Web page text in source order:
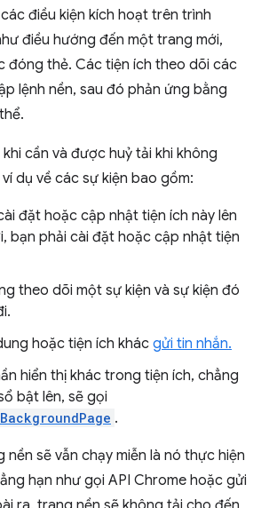
điều kiện kích hoạt trên trình
điều hướng đến một trang mới,
đóng thẻ. Các tiện ích theo dõi các
lệnh nền, sau đó phản ứng bằng
cần và được huỷ tải khi không
dụ về các sự kiện bao gồm:
đặt hoặc cập nhật tiện ích này lên
bạn phải cài đặt hoặc cập nhật tiện
theo dõi một sự kiện và sự kiện đó
hoặc tiện ích khác gửi tin nhắn.
hiển thị khác trong tiện ích, chẳng
bật lên, sẽ gọi
.
nền sẽ vẫn chạy miễn là nó thực hiện
hạn như gọi API Chrome hoặc gửi